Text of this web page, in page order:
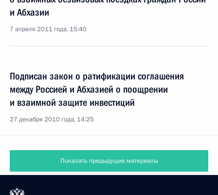
и Абхазии
7 апреля 2011 года, 15:40
Подписан закон о ратификации соглашения
между Россией и Абхазией о поощрении
и взаимной защите инвестиций
27 декабря 2010 года, 14:25
Показать предыдущие материалы